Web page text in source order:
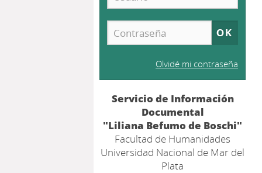
Olvidé mi contraseña
Servicio de Información
Documental
"Liliana Befumo de Boschi"
Facultad de Humanidades
Universidad Nacional de Mar del
Plata